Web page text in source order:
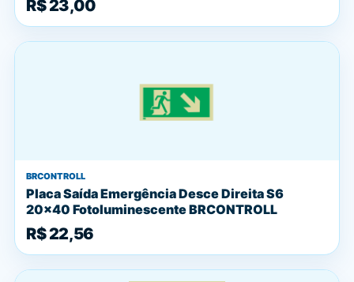
R$ 23,00
BRCONTROLL
Placa Saída Emergência Desce Direita S6
20x40 Fotoluminescente BRCONTROLL
R$ 22,56